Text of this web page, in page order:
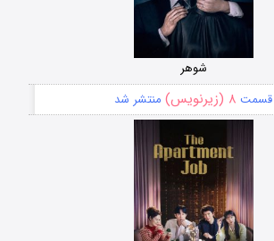
شوهر
قسمت ۸ (زیرنویس) منتشر شد